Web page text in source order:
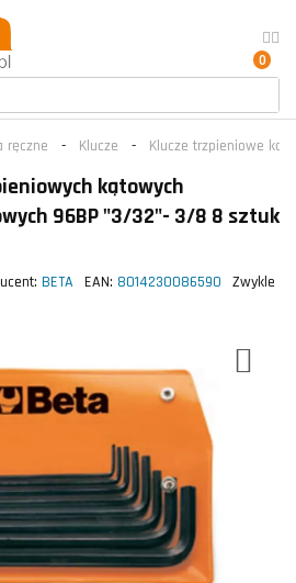
0
ręczne Klucze Klucze trzpieniowe
kątowych
96BP "3/32"- 3/8 8 sztuk
BETA EAN: 8014230086590
Zwykle